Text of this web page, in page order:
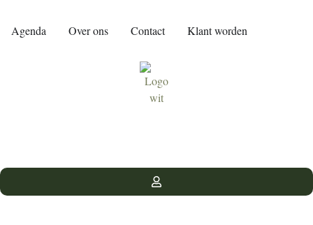
Agenda Over ons Contact Klant worden